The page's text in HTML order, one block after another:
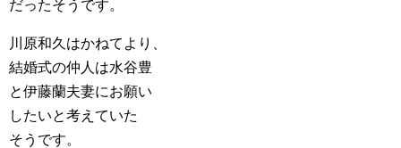
だったそうです。
川原和久はかねてより、
結婚式の仲人は水谷豊
と伊藤蘭夫妻にお願い
したいと考えていた
そうです。